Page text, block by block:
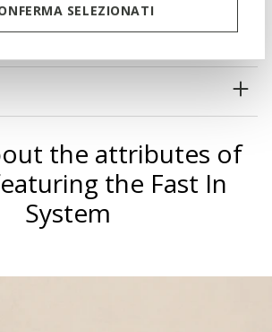
SELEZIONATI
the attributes of
the Fast In
System